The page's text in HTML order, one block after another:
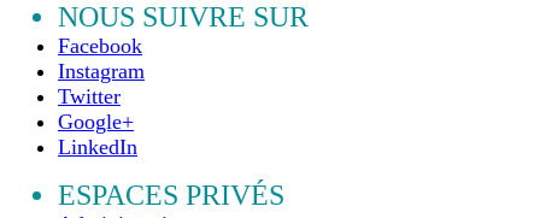
NOUS SUIVRE SUR
Facebook
Instagram
Twitter
Google+
LinkedIn
ESPACES PRIVÉS